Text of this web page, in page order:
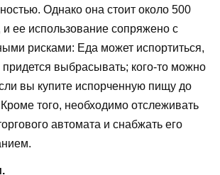
Однако она стоит около 500
и ее использование сопряжено с
рисками: Еда может испортиться,
придется выбрасывать; кого-то можно
вы купите испорченную пищу до
того, необходимо отслеживать
автомата и снабжать его